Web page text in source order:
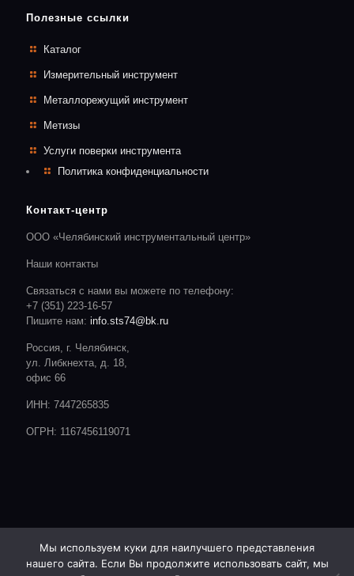
Полезные ссылки
Каталог
Измерительный инструмент
Металлорежущий инструмент
Метизы
Услуги поверки инструмента
Политика конфиденциальности
Контакт-центр
ООО «Челябинский инструментальный центр»
Наши контакты
Связаться с нами вы можете по телефону:
+7 (351) 223-16-57
Пишите нам: info.sts74@bk.ru
Россия, г. Челябинск,
ул. Либкнехта, д. 18,
офис 66
ИНН: 7447265835
ОГРН: 1167456119071
© 2020 CTC. Все права защищены.Сайт разработан студией:
Мы используем куки для наилучшего представления
нашего сайта. Если Вы продолжите использовать сайт, мы